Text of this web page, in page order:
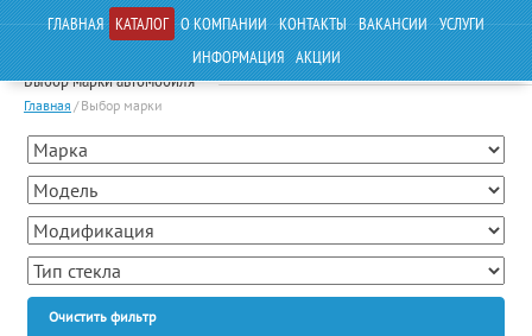
ГЛАВНАЯ КАТАЛОГ О КОМПАНИИ КОНТАКТЫ ВАКАНСИИ УСЛУГИ
ИНФОРМАЦИЯ АКЦИИ
Выбор марки автомобиля
Главная / Выбор марки
Очистить фильтр